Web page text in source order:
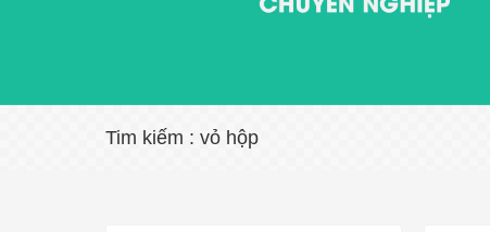
Tim kiếm : vỏ hộp